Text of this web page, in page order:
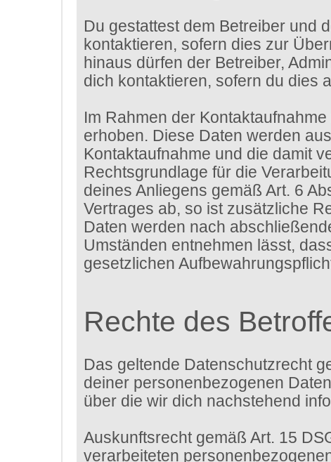
Du gestattest dem Betreiber und
kontaktieren, sofern dies zur
hinaus dürfen der Betreiber,
dich kontaktieren, sofern du dies
Im Rahmen der
erhoben. Diese Daten werden
Kontaktaufnahme und die damit
Rechtsgrundlage für die
deines Anliegens gemäß Art. 6
Vertrages ab, so ist zusätzliche
Daten werden nach
Umständen entnehmen lässt,
gesetzlichen
Rechte des
Das geltende Datenschutzrecht
deiner personenbezogenen
über die wir dich nachstehend
Auskunftsrecht gemäß Art. 15
verarbeiteten